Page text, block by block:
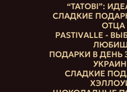
“ТАТОВІ”:
СЛАДКИЕ
ОТЦА
PASTIVALLE -
ПОДАРКИ В ДЕНЬ
СЛАДКИЕ